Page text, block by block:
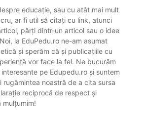
educație, sau cu atât mai mult
ar fi util să citați cu link, atunci
părți dintr-un articol sau o idee
la EduPedu.ro ne-am asumat
și sperăm că și publicațiile cu
vor face la fel. Ne bucurăm
pe Edupedu.ro și suntem
rugămintea noastră de a cita sursa
reciprocă de respect și
mulțumim!